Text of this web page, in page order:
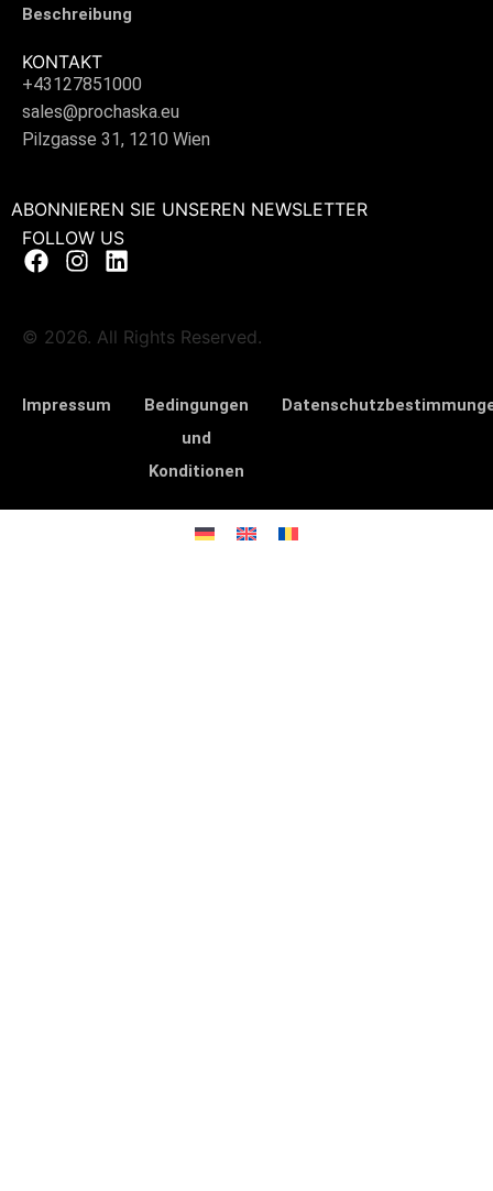
Beschreibung
KONTAKT
+43127851000
sales@prochaska.eu
Pilzgasse 31, 1210 Wien
ABONNIEREN SIE UNSEREN NEWSLETTER
FOLLOW US
© 2026. All Rights Reserved.
Impressum
Bedingungen
und
Konditionen